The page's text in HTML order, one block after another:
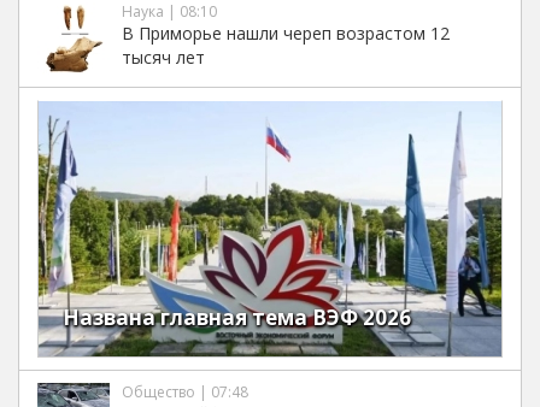
Наука | 08:10
В Приморье нашли череп возрастом 12
тысяч лет
Названа главная тема ВЭФ 2026
Общество | 07:48